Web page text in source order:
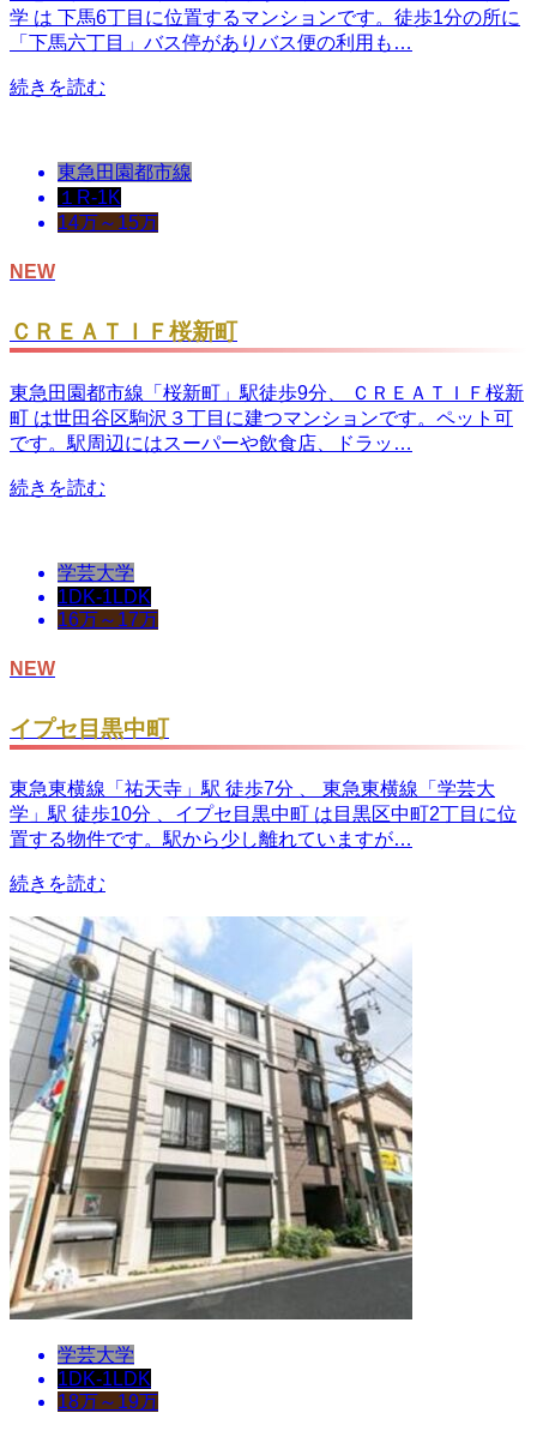
学 は 下馬6丁目に位置するマンションです。徒歩1分の所に
「下馬六丁目」バス停がありバス便の利用も…
続きを読む
東急田園都市線
１R-1K
14万～15万
NEW
ＣＲＥＡＴＩＦ桜新町
東急田園都市線「桜新町」駅徒歩9分、 ＣＲＥＡＴＩＦ桜新
町 は世田谷区駒沢３丁目に建つマンションです。ペット可
です。駅周辺にはスーパーや飲食店、ドラッ…
続きを読む
学芸大学
1DK-1LDK
16万～17万
NEW
イプセ目黒中町
東急東横線「祐天寺」駅 徒歩7分 、 東急東横線「学芸大
学」駅 徒歩10分 、イプセ目黒中町 は目黒区中町2丁目に位
置する物件です。駅から少し離れていますが…
続きを読む
学芸大学
1DK-1LDK
18万～19万